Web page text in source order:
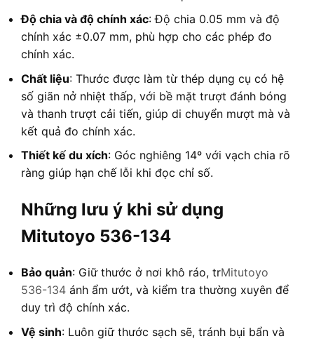
Độ chia và độ chính xác: Độ chia 0.05 mm và độ
chính xác ±0.07 mm, phù hợp cho các phép đo
chính xác.
Chất liệu: Thước được làm từ thép dụng cụ có hệ
số giãn nở nhiệt thấp, với bề mặt trượt đánh bóng
và thanh trượt cải tiến, giúp di chuyển mượt mà và
kết quả đo chính xác.
Thiết kế du xích: Góc nghiêng 14º với vạch chia rõ
ràng giúp hạn chế lỗi khi đọc chỉ số.
Những lưu ý khi sử dụng
Mitutoyo 536-134
Bảo quản: Giữ thước ở nơi khô ráo, trMitutoyo
536-134 ánh ẩm ướt, và kiểm tra thường xuyên để
duy trì độ chính xác.
Vệ sinh: Luôn giữ thước sạch sẽ, tránh bụi bẩn và